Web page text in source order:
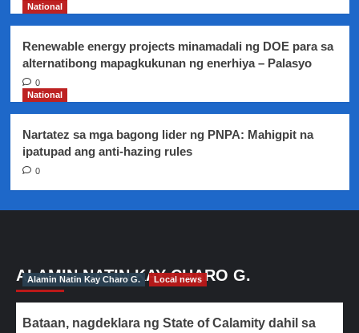
National
Renewable energy projects minamadali ng DOE para sa
alternatibong mapagkukunan ng enerhiya – Palasyo
0
National
Nartatez sa mga bagong lider ng PNPA: Mahigpit na
ipatupad ang anti-hazing rules
0
ALAMIN NATIN KAY CHARO G.
Alamin Natin Kay Charo G. Local news
Bataan, nagdeklara ng State of Calamity dahil sa